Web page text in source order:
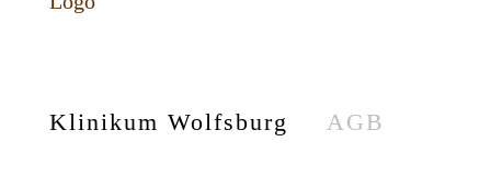
Klinikum Wolfsburg AGB